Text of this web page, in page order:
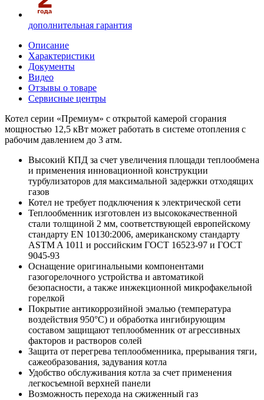
дополнительная гарантия
Описание
Характеристики
Документы
Видео
Отзывы о товаре
Сервисные центры
Котел серии «Премиум» с открытой камерой сгорания
мощностью 12,5 кВт может работать в системе отопления с
рабочим давлением до 3 атм.
Высокий КПД за счет увеличения площади теплообмена
и применения инновационной конструкции
турбулизаторов для максимальной задержки отходящих
газов
Котел не требует подключения к электрической сети
Теплообменник изготовлен из высококачественной
стали толщиной 2 мм, соответствующей европейскому
стандарту EN 10130:2006, американскому стандарту
ASTM A 1011 и российским ГОСТ 16523-97 и ГОСТ
9045-93
Оснащение оригинальными компонентами
газогорелочного устройства и автоматикой
безопасности, а также инжекционной микрофакельной
горелкой
Покрытие антикоррозийной эмалью (температура
воздействия 950°С) и обработка ингибирующим
составом защищают теплообменник от агрессивных
факторов и растворов солей
Защита от перегрева теплообменника, прерывания тяги,
сажеобразования, задувания котла
Удобство обслуживания котла за счет применения
легкосъемной верхней панели
Возможность перехода на сжиженный газ